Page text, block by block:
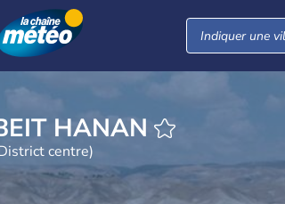
BEIT HANAN
centre)